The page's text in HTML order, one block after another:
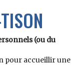
(ou du
pour accueillir une